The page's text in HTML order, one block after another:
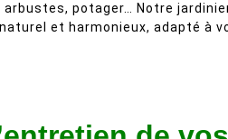
potager… Notre
et harmonieux, adapté à